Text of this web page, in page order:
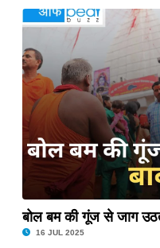
2025: सेविका और सहायिका पदों पर
किया MoU, कानूनी शिक्षा को तकनीक और
2025: 1722 पद पर भर्ती,
2025: राँची में भव्य समापन,
बोल बम की गूंज से जाग
16 JUL 2025